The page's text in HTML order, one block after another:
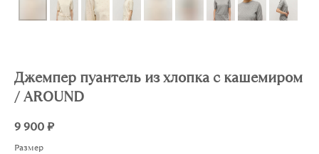
Джемпер пуантель из хлопка с кашемиром
/ AROUND
9 900₽
Размер